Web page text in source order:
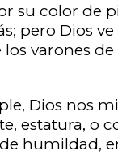
su color de
pero Dios
varones
Dios nos
estatura, o
humildad,